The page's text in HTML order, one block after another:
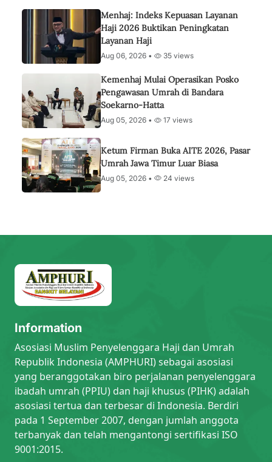
Menhaj: Indeks Kepuasan Layanan
Haji 2026 Buktikan Peningkatan
Layanan Haji
Aug 06, 2026 • 35 views
Kemenhaj Mulai Operasikan Posko
Pengawasan Umrah di Bandara
Soekarno-Hatta
Aug 05, 2026 • 17 views
Ketum Firman Buka AITE 2026, Pasar
Umrah Jawa Timur Luar Biasa
Aug 05, 2026 • 24 views
Information
Asosiasi Muslim Penyelenggara Haji dan Umrah
Republik Indonesia (AMPHURI) sebagai asosiasi
yang beranggotakan biro perjalanan penyelenggara
ibadah umrah (PPIU) dan haji khusus (PIHK) adalah
asosiasi tertua dan terbesar di Indonesia. Berdiri
pada 1 September 2007, dengan jumlah anggota
terbanyak dan telah mengantongi sertifikasi ISO
9001:2015.